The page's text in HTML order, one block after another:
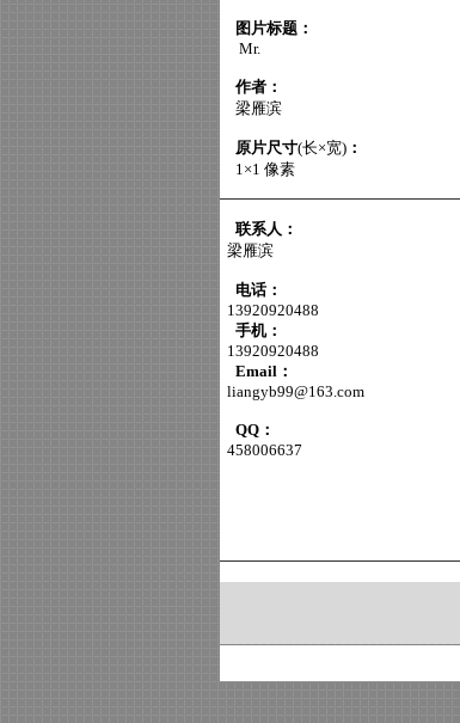
图片标题：
Mr.
作者：
梁雁滨
原片尺寸(长×宽) ：
1×1 像素
联系人：
梁雁滨
电话：
13920920488
手机：
13920920488
Email：
liangyb99@163.com
QQ：
458006637